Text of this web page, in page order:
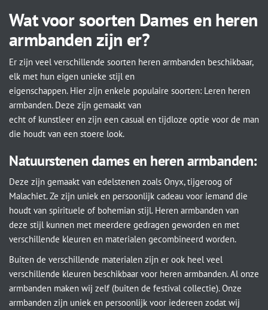
Wat voor soorten Dames en heren
armbanden zijn er?
Er zijn veel verschillende soorten heren armbanden beschikbaar,
elk met hun eigen unieke stijl en
eigenschappen. Hier zijn enkele populaire soorten: Leren heren
armbanden. Deze zijn gemaakt van
echt of kunstleer en zijn een casual en tijdloze optie voor de man
die houdt van een stoere look.
Natuurstenen dames en heren armbanden:
Deze zijn gemaakt van edelstenen zoals Onyx, tijgeroog of
Malachiet. Ze zijn uniek en persoonlijk cadeau voor iemand die
houdt van spirituele of bohemian stijl. Heren armbanden van
deze stijl kunnen met meerdere gedragen geworden en met
verschillende kleuren en materialen gecombineerd worden.
Buiten de verschillende materialen zijn er ook heel veel
verschillende kleuren beschikbaar voor heren armbanden. Al onze
armbanden maken wij zelf (buiten de festival collectie). Onze
armbanden zijn uniek en persoonlijk voor iedereen zodat wij